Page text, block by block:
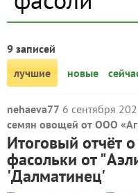
9 записей
лучшие
новые
nehaeva77 6 сентября
семян овощей от ООО
Итоговый отчёт
фасольки от
'Далматинец'